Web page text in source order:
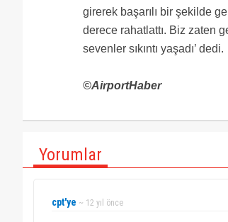
girerek başarılı bir şekilde
derece rahatlattı. Biz zaten
sevenler sıkıntı yaşadı’ dedi.
©AirportHaber
Yorumlar
cpt'ye ~ 12 yıl önce